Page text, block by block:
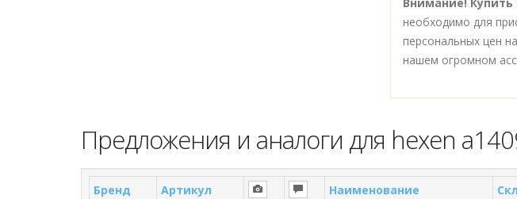
необходимо для
персональных цен
нашем огромном
Предложения и аналоги для hexen
Бренд Артикул Наименование